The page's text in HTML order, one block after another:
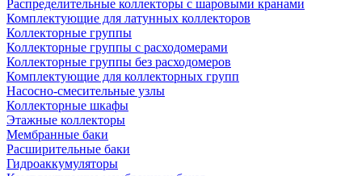
Распределительные коллекторы с шаровыми кранами
Комплектующие для латунных коллекторов
Коллекторные группы
Коллекторные группы с расходомерами
Коллекторные группы без расходомеров
Комплектующие для коллекторных групп
Насосно-смесительные узлы
Коллекторные шкафы
Этажные коллекторы
Мембранные баки
Расширительные баки
Гидроаккумуляторы